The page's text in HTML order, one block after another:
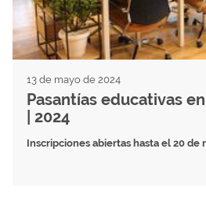
13 de mayo de 2024
Pasantías educativas
| 2024
Inscripciones abiertas hasta el 20 de